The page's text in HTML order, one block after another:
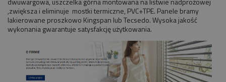
,zwiększa i eliminuje mostki termiczne, PVC+TPE. Panele bramy
lakierowane proszkowo Kingspan lub Tecsedo. Wysoka jakość
wykonania gwarantuje satysfakcję użytkowania.